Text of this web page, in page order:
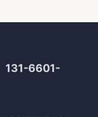
131-6601-